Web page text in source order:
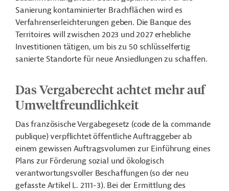
Sanierung kontaminierter Brachflächen wird es
Verfahrenserleichterungen geben. Die Banque des
Territoires will zwischen 2023 und 2027 erhebliche
Investitionen tätigen, um bis zu 50 schlüsselfertig
sanierte Standorte für neue Ansiedlungen zu schaffen.
Das Vergaberecht achtet mehr auf
Umweltfreundlichkeit
Das französische Vergabegesetz (code de la commande
publique) verpflichtet öffentliche Auftraggeber ab
einem gewissen Auftragsvolumen zur Einführung eines
Plans zur Förderung sozial und ökologisch
verantwortungsvoller Beschaffungen (so der neu
gefasste Artikel L. 2111-3). Bei der Ermittlung des